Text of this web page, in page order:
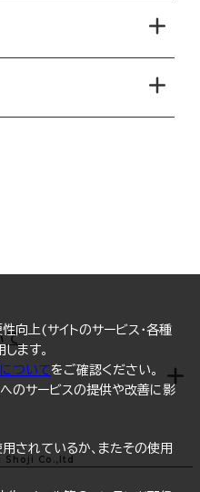
向上(サイトのサービス・各種
ます。
ついてをご確認ください。
のサービスの提供や改善に影
されているか、またその使用
て
Shoji Co.,ltd